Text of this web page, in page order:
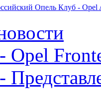
Опель Клуб -
Opel